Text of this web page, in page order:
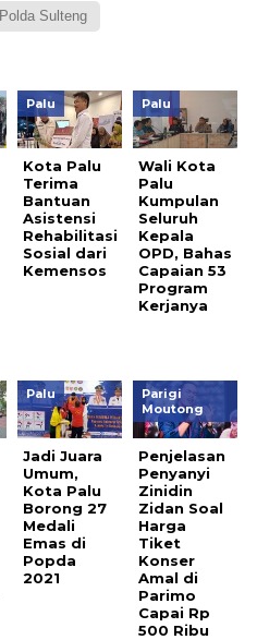
Polda Sulteng
Palu
Kota Palu
Terima
Bantuan
Asistensi
Rehabilitasi
Sosial dari
Kemensos
Palu
Wali Kota
Palu
Kumpulan
Seluruh
Kepala
OPD, Bahas
Capaian 53
Program
Kerjanya
Palu
Jadi Juara
Umum,
Kota Palu
Borong 27
Medali
Emas di
Popda
2021
Parigi
Moutong
Penjelasan
Penyanyi
Zinidin
Zidan Soal
Harga
Tiket
Konser
Amal di
Parimo
Capai Rp
500 Ribu